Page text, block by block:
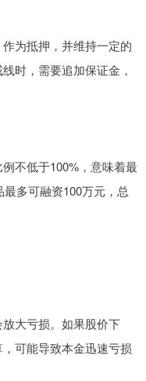
为抵押，并维持一定的
时，需要追加保证金，
不低于100%，意味着最
多可融资100万元，总
大亏损。如果股价下
可能导致本金迅速亏损